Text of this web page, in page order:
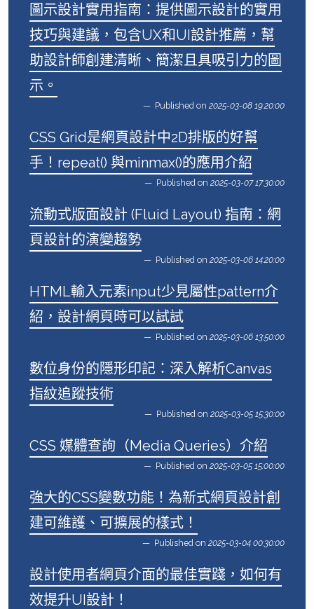
圖示設計實用指南：提供圖示設計的實用
技巧與建議，包含UX和UI設計推薦，幫
助設計師創建清晰、簡潔且具吸引力的圖
示。
Published on 2025-03-08 19:20:00
CSS Grid是網頁設計中2D排版的好幫
手！repeat() 與minmax()的應用介紹
Published on 2025-03-07 17:30:00
流動式版面設計 (Fluid Layout) 指南：網
頁設計的演變趨勢
Published on 2025-03-06 14:20:00
HTML輸入元素input少見屬性pattern介
紹，設計網頁時可以試試
Published on 2025-03-06 13:50:00
數位身份的隱形印記：深入解析Canvas
指紋追蹤技術
Published on 2025-03-05 15:30:00
CSS 媒體查詢（Media Queries）介紹
Published on 2025-03-05 15:00:00
強大的CSS變數功能！為新式網頁設計創
建可維護、可擴展的樣式！
Published on 2025-03-04 00:30:00
設計使用者網頁介面的最佳實踐，如何有
效提升UI設計！